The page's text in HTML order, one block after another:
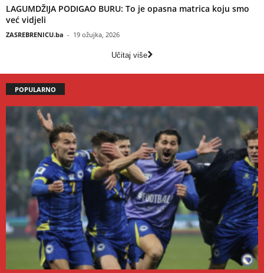
LAGUMDŽIJA PODIGAO BURU: To je opasna matrica koju smo
već vidjeli
ZASREBRENICU.ba - 19 ožujka, 2026
Učitaj više
POPULARNO